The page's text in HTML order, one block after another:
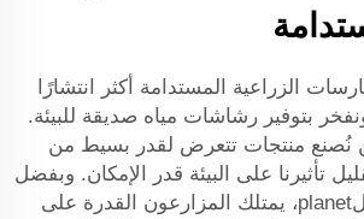
الزراعية المستدامة أكثر انتشارًا
بتوفير رشاشات مياه صديقة للبيئة.
نُصنع منتجات تتعرض لقدر بسيط من
تأثيرنا على البيئة قدر الإمكان. وبفضل
رشاشاتنا الصديقة للplanet، يمتلك المزارعون القدرة على